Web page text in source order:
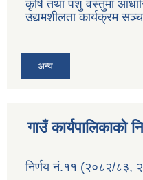
कृषि तथा पशु वस्तुमा
उद्यमशीलता कार्यक्रम
अन्य
गाउँ कार्यपालिकाको
निर्णय नं.११ (२०८२/८३,